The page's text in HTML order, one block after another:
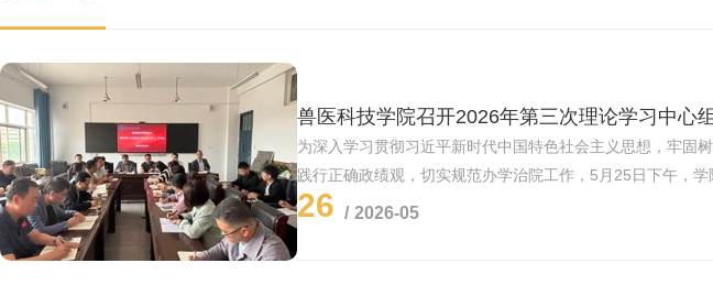
为深入学习贯彻习近平新时代中国特色社会主义思想，牢固
践行正确政绩观，切实规范办学治院工作，5月25日下午，学
开2026年第三次理论学习中心组（扩大）学习会。学校党委委
26 2026-05